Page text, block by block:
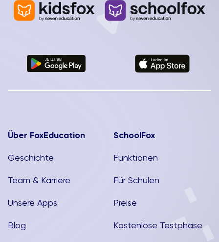
Über FoxEducation
Geschichte
Team & Karriere
Unsere Apps
Blog
SchoolFox
Funktionen
Für Schulen
Preise
Kostenlose Testphase